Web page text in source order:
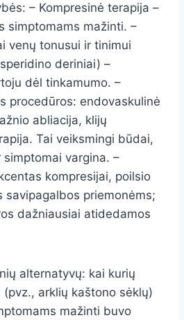
– Kompresinė terapija –
simptomams mažinti. –
venų tonusui ir tinimui
deriniai) –
dėl tinkamumo. –
procedūros: endovaskulinė
abliacija, klijų
Tai veiksmingi būdai,
vargina. –
kompresijai, poilsio
savipagalbos priemonėms;
dažniausiai atidedamos
alternatyvų: kai kurių
arklių kaštono sėklų)
mažinti buvo